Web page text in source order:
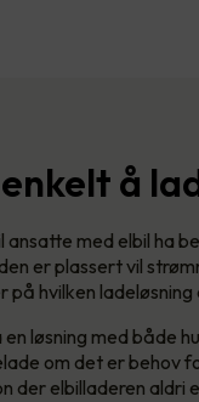
å
ansatte med elbil ha
er plassert vil
hvilken ladeløsning
løsning med både
om det er behov
der elbilladeren aldri